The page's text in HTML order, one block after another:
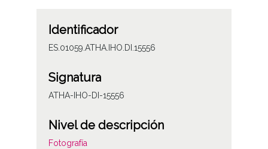
Identificador
ES.01059.ATHA.IHO.DI.15556
Signatura
ATHA-IHO-DI-15556
Nivel de descripción
Fotografía